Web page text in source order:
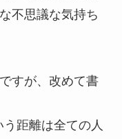
不思議な気持ち
すが、改めて書
距離は全ての人